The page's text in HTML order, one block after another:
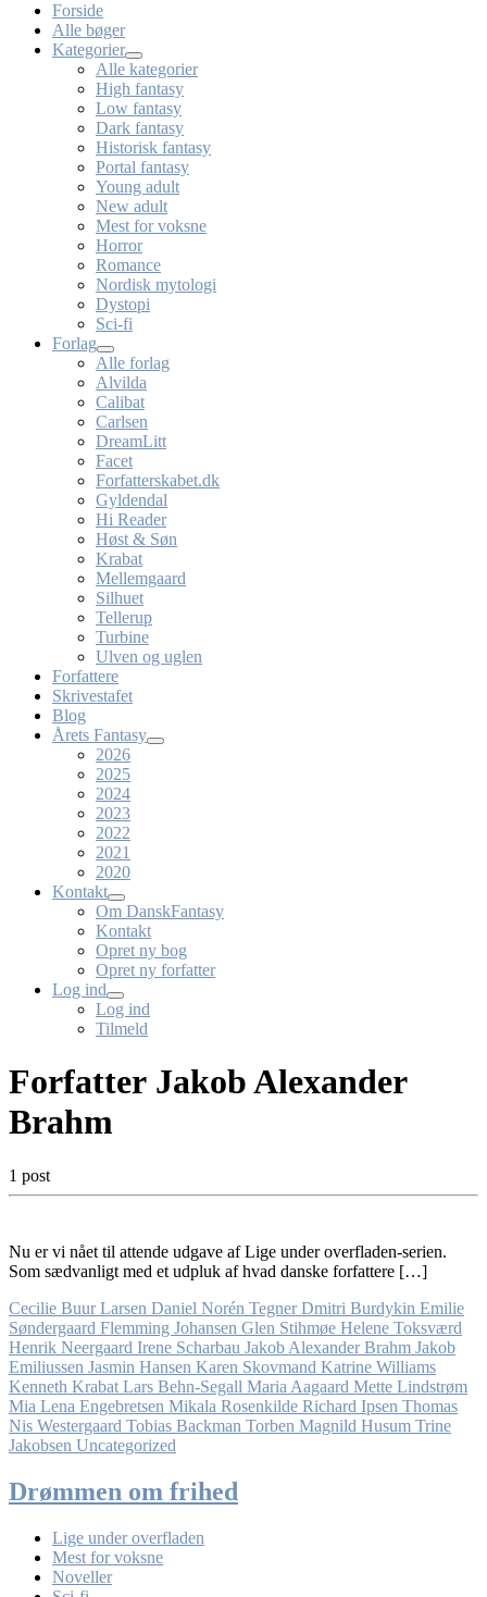
Forside
Alle bøger
Kategorier
Alle kategorier
High fantasy
Low fantasy
Dark fantasy
Historisk fantasy
Portal fantasy
Young adult
New adult
Mest for voksne
Horror
Romance
Nordisk mytologi
Dystopi
Sci-fi
Forlag
Alle forlag
Alvilda
Calibat
Carlsen
DreamLitt
Facet
Forfatterskabet.dk
Gyldendal
Hi Reader
Høst & Søn
Krabat
Mellemgaard
Silhuet
Tellerup
Turbine
Ulven og uglen
Forfattere
Skrivestafet
Blog
Årets Fantasy
2026
2025
2024
2023
2022
2021
2020
Kontakt
Om DanskFantasy
Kontakt
Opret ny bog
Opret ny forfatter
Log ind
Log ind
Tilmeld
Forfatter Jakob Alexander
Brahm
1 post
Nu er vi nået til attende udgave af Lige under overfladen-serien.
Som sædvanligt med et udpluk af hvad danske forfattere […]
Cecilie Buur Larsen Daniel Norén Tegner Dmitri Burdykin Emilie
Søndergaard Flemming Johansen Glen Stihmøe Helene Toksværd
Henrik Neergaard Irene Scharbau Jakob Alexander Brahm Jakob
Emiliussen Jasmin Hansen Karen Skovmand Katrine Williams
Kenneth Krabat Lars Behn-Segall Maria Aagaard Mette Lindstrøm
Mia Lena Engebretsen Mikala Rosenkilde Richard Ipsen Thomas
Nis Westergaard Tobias Backman Torben Magnild Husum Trine
Jakobsen Uncategorized
Drømmen om frihed
Lige under overfladen
Mest for voksne
Noveller